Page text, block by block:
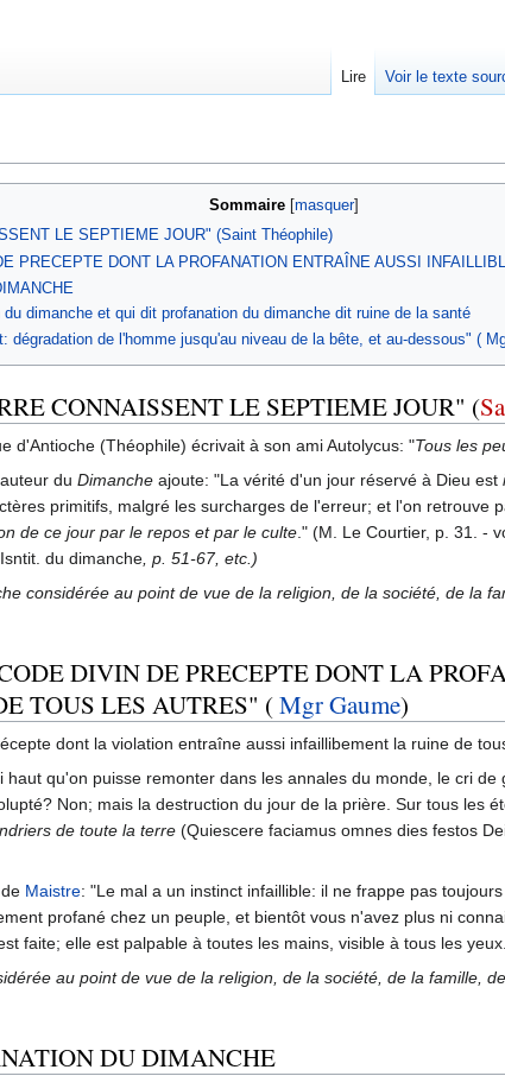
Sommaire
LE SEPTIEME JOUR" (Saint Théophile)
PRECEPTE DONT LA PROFANATION ENTRAÎNE AUSSI
dimanche et qui dit profanation du dimanche dit ruine de la santé
dégradation de l'homme jusqu'au niveau de la bête, et au-dessous" (
CONNAISSENT LE SEPTIEME JOUR" (
d'Antioche (Théophile) écrivait à son ami Autolycus: "Tous les
du Dimanche ajoute: "La vérité d'un jour réservé à Dieu est
primitifs, malgré les surcharges de l'erreur; et l'on retrouve
de ce jour par le repos et par le culte." (M. Le Courtier, p. 31. -
Isntit. du dimanche, p. 51-67, etc.)
considérée au point de vue de la religion, de la société, de la
DIVIN DE PRECEPTE DONT LA
TOUS LES AUTRES" (Mgr Gaume)
dont la violation entraîne aussi infaillibement la ruine de
qu'on puisse remonter dans les annales du monde, le cri
Non; mais la destruction du jour de la prière. Sur tous les
de toute la terre (Quiescere faciamus omnes dies festos
Maistre: "Le mal a un instinct infaillible: il ne frappe pas
profané chez un peuple, et bientôt vous n'avez plus ni
faite; elle est palpable à toutes les mains, visible à tous les
au point de vue de la religion, de la société, de la famille,
DU DIMANCHE
Lire Voir le texte